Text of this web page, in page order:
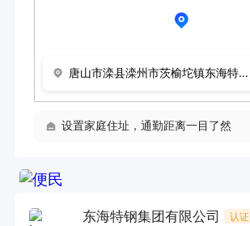
唐山市滦县滦州市茨榆坨镇东海特钢
设置家庭住址，通勤距离一目了然
东海特钢集团有限公司 认证